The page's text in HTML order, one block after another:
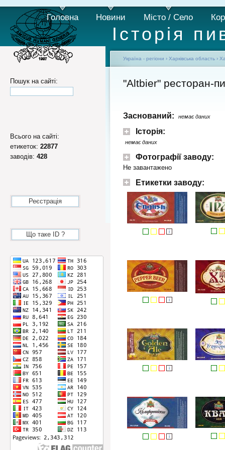
Історія
Головна Новини Місто / Село
Пошук на сайті:
Всього на сайті:
етикеток: 22877
заводів: 428
Реєстрація
Що таке ID ?
Україна - регіони › Харківська область ›
"Altbier" ресторан-
Заснований: немає даних
Історія:
немає даних
Фотографії заводу:
Не завантажено
Етикетки заводу:
i
i
i
i